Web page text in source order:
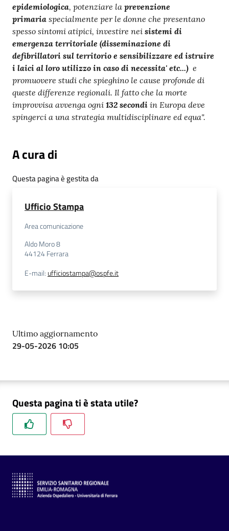
epidemiologica, potenziare laprevenzione
primariaspecialmente per le donne che presentano
spesso sintomi atipici, investire neisistemi di
emergenza territoriale (disseminazione di
defibrillatori sul territorio e sensibilizzare ed istruire
i laici al loro utilizzo in caso di necessita' etc...) e
promuovere studi che spieghino le cause profonde di
queste differenze regionali. Il fatto che la morte
improvvisa avvenga ogni132 secondiin Europa deve
spingerci a una strategia multidisciplinare ed equa".
A cura di
Questa pagina è gestita da
Ufficio Stampa
Area comunicazione
Aldo Moro 8
44124Ferrara
E-mail: ufficiostampa@ospfe.it
Ultimo aggiornamento
29-05-2026 10:05
Questa pagina ti è stata utile?